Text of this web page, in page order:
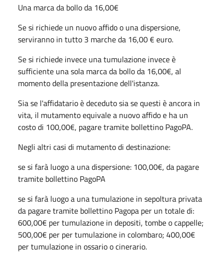
Una marca da bollo da 16,00€
Se si richiede un nuovo affido o una dispersione,
serviranno in tutto 3 marche da 16,00 € euro.
Se si richiede invece una tumulazione invece è
sufficiente una sola marca da bollo da 16,00€, al
momento della presentazione dell'istanza.
Sia se l'affidatario è deceduto sia se questi è ancora in
vita, il mutamento equivale a nuovo affido e ha un
costo di 100,00€, pagare tramite bollettino PagoPA.
Negli altri casi di mutamento di destinazione:
se si farà luogo a una dispersione: 100,00€, da pagare
tramite bollettino PagoPA
se si farà luogo a una tumulazione in sepoltura privata
da pagare tramite bollettino Pagopa per un totale di:
600,00€ per tumulazione in depositi, tombe o cappelle;
500,00€ per per tumulazione in colombaro; 400,00€
per tumulazione in ossario o cinerario.